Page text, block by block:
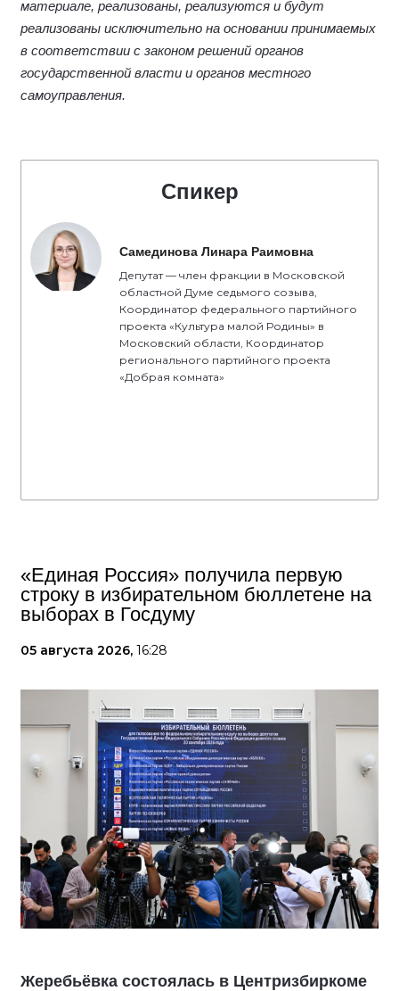
материале, реализованы, реализуются и будут
реализованы исключительно на основании принимаемых
в соответствии с законом решений органов
государственной власти и органов местного
самоуправления.
Спикер
Самединова Линара Раимовна
Депутат — член фракции в Московской
областной Думе седьмого созыва,
Координатор федерального партийного
проекта «Культура малой Родины» в
Московский области, Координатор
регионального партийного проекта
«Добрая комната»
«Единая Россия» получила первую
строку в избирательном бюллетене на
выборах в Госдуму
05 августа 2026, 16:28
Жеребьёвка состоялась в Центризбиркоме